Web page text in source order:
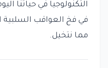
التكنولوجيا في حياتنا
في فخ العواقب السلبية
مما نتخيل.